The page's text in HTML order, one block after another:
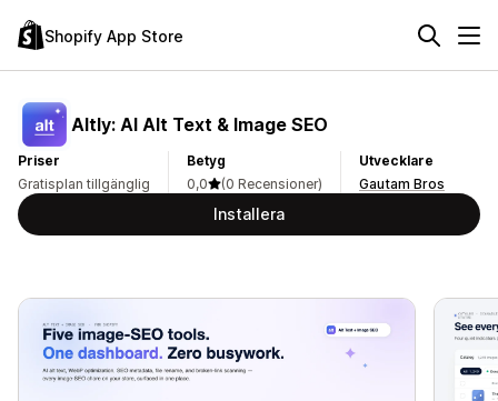
Shopify App Store
Altly: AI Alt Text & Image SEO
Priser
Gratisplan tillgänglig
Betyg
0,0
(0 Recensioner)
Utvecklare
Gautam Bros
Installera